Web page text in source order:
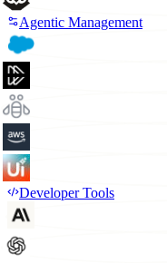
Agentic Management
Developer Tools